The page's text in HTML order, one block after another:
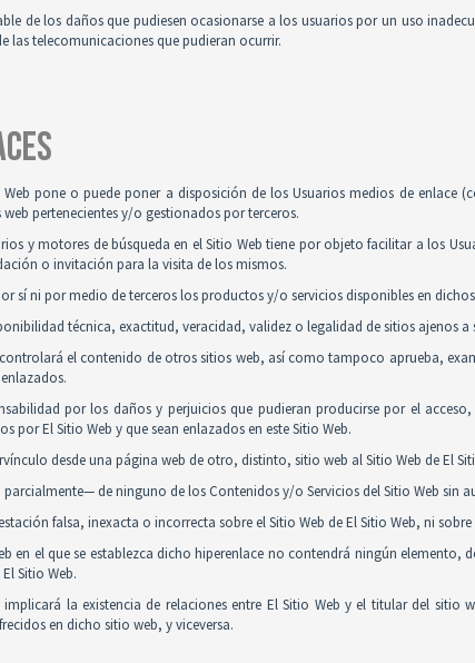
de los daños que pudiesen ocasionarse a los usuarios por un uso
las telecomunicaciones que pudieran ocurrir.
pone o puede poner a disposición de los Usuarios medios de
pertenecientes y/o gestionados por terceros.
y motores de búsqueda en el Sitio Web tiene por objeto facilitar a los
o invitación para la visita de los mismos.
sí ni por medio de terceros los productos y/o servicios disponibles en
técnica, exactitud, veracidad, validez o legalidad de sitios ajenos a
el contenido de otros sitios web, así como tampoco aprueba,
por los daños y perjuicios que pudieran producirse por el
por El Sitio Web y que sean enlazados en este Sitio Web.
desde una página web de otro, distinto, sitio web al Sitio Web de El
de ninguno de los Contenidos y/o Servicios del Sitio Web sin
falsa, inexacta o incorrecta sobre el Sitio Web de El Sitio Web, ni
en el que se establezca dicho hiperenlace no contendrá ningún
Sitio Web.
la existencia de relaciones entre El Sitio Web y el titular del
en dicho sitio web, y viceversa.